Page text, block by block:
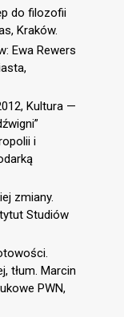
do filozofii
Kraków.
Ewa Rewers
Kultura —
i
zmiany.
Studiów
tłum. Marcin
PWN,